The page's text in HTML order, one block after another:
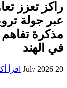
راكز تعزز
عبر جولة
مذكرة
في الهند
20 July 2026 اقرأ